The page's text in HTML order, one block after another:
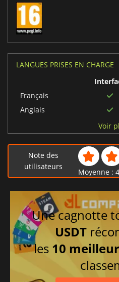
LANGUES PRISES EN CHARGE
Français
Anglais
Chinois traditionnel
Portugais brésilien
Polonais
Thaïlandais
Coréen
Italien
Chinois simplifié
Espagnol
Voir
Note des
utilisateurs
Moyenne :
Une cagnotte
USDT
les 10